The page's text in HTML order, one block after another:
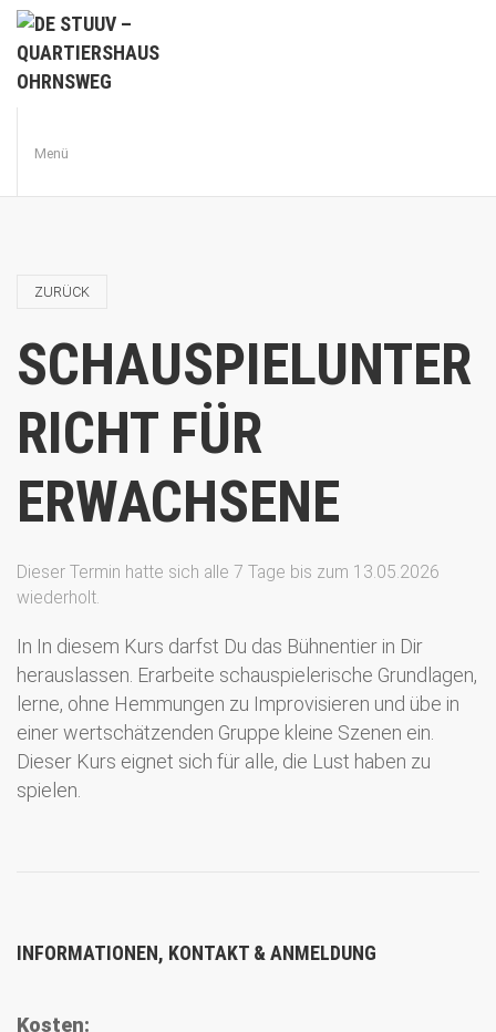
Menü
ZURÜCK
SCHAUSPIELUNTER
RICHT FÜR
ERWACHSENE
Dieser Termin hatte sich alle 7 Tage bis zum 13.05.2026
wiederholt.
In In diesem Kurs darfst Du das Bühnentier in Dir
herauslassen. Erarbeite schauspielerische Grundlagen,
lerne, ohne Hemmungen zu Improvisieren und übe in
einer wertschätzenden Gruppe kleine Szenen ein.
Dieser Kurs eignet sich für alle, die Lust haben zu
spielen.
INFORMATIONEN, KONTAKT & ANMELDUNG
Kosten: